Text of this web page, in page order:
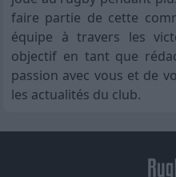
faire partie de cette
équipe à travers les
objectif en tant que
passion avec vous et de
les actualités du club.